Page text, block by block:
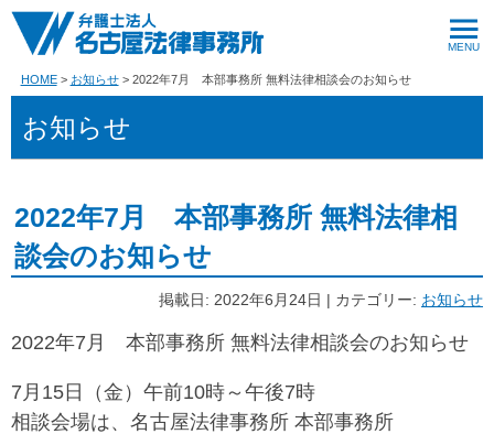
HOME お知らせ 2022年7月 本部事務所 無料法律相談会のお知らせ
お知らせ
2022年7月 本部事務所 無料法律相
談会のお知らせ
掲載日: 2022年6月24日 | カテゴリー: お知らせ
2022年7月 本部事務所 無料法律相談会のお知らせ
7月15日（金）午前10時～午後7時
相談会場は、名古屋法律事務所 本部事務所